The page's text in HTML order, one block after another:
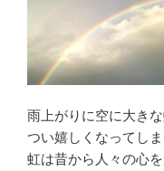
雨上がりに空に大き
つい嬉しくなってしま
虹は昔から人々の心